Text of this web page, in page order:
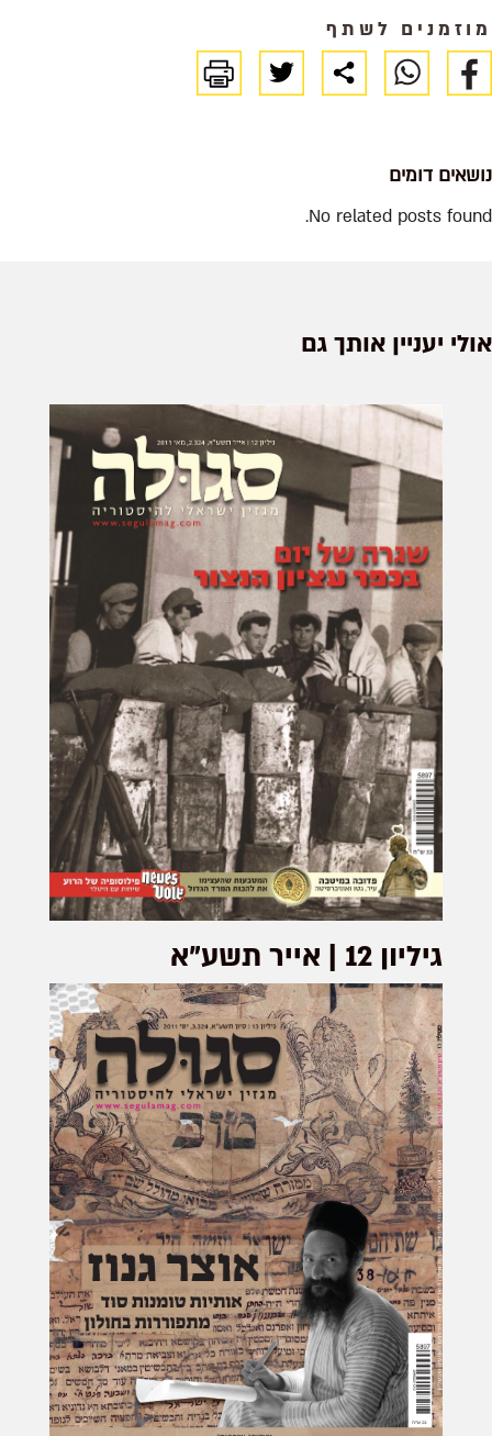
לשתף
דומים
No related posts
יעניין אותך גם
גיליון 12 | אייר תשע"א